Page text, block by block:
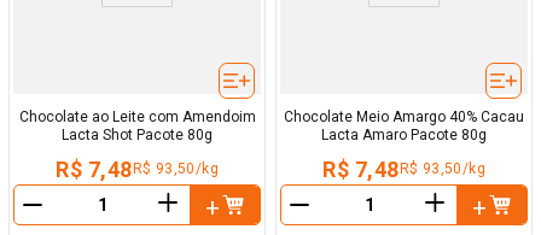
Chocolate ao Leite com Amendoim
Lacta Shot Pacote 80g
R$ 7,48 R$ 93,50/kg
＋
Chocolate Meio Amargo 40% Cacau
Lacta Amaro Pacote 80g
R$ 7,48 R$ 93,50/kg
＋